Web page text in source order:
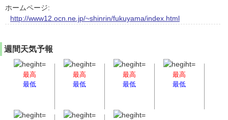
ホームページ:
http://www12.ocn.ne.jp/~shinrin/fukuyama/index.html
週間天気予報
最高
最低
最高
最低
最高
最低
最高
最低